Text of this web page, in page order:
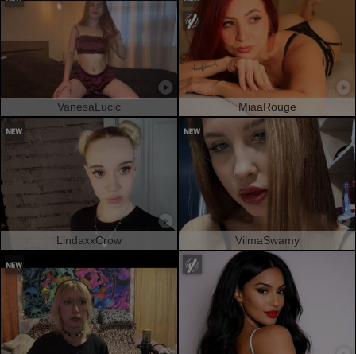
VanesaLucic MiaaRouge
LindaxxCrow VilmaSwamy